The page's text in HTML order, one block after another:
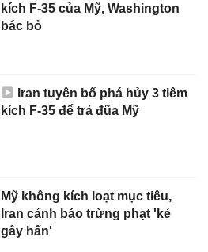
kích F-35 của Mỹ, Washington
bác bỏ
Iran tuyên bố phá hủy 3 tiêm
kích F-35 để trả đũa Mỹ
Mỹ không kích loạt mục tiêu,
Iran cảnh báo trừng phạt 'kẻ
gây hấn'